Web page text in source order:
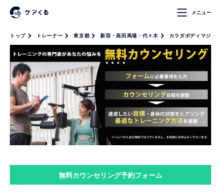
メニュー
トップ トレーナー 東京都 新宿・高田馬場・代々木 カラダボディマジッ
無料カウンセリング予約フォーム